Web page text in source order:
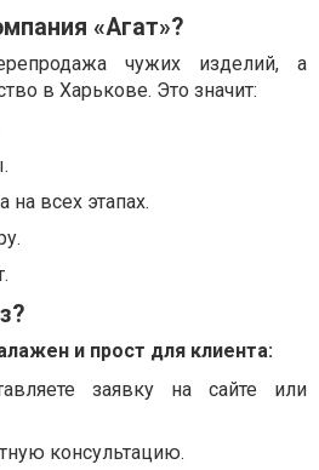
«Агат»?
чужих изделий, а
в Харькове. Это значит:
на всех этапах.
и прост для клиента:
заявку на сайте или
консультацию.